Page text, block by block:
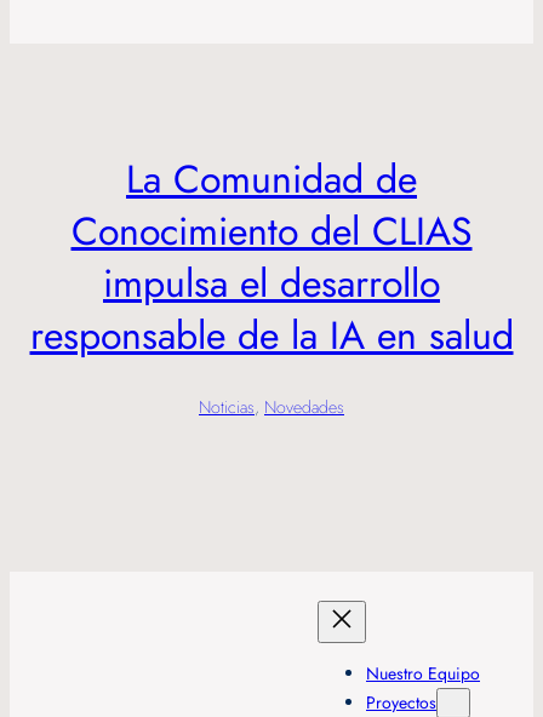
La Comunidad de
Conocimiento del CLIAS
impulsa el desarrollo
responsable de la IA en salud
Noticias, Novedades
Nuestro Equipo
Proyectos